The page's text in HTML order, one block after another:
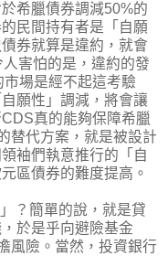
希臘債券調減50%的
民間持有者是「自願
券就算是違約，就會
害怕的是，違約的發
場是經不起這考驗
願性」調減，將會讓
真的能夠保障希臘
替代方案，就是被設計
袖們執意推行的「自
區債券的難度提高。
？簡單的說，就是貸
於是乎向避險基金
風險。當然，投資銀行